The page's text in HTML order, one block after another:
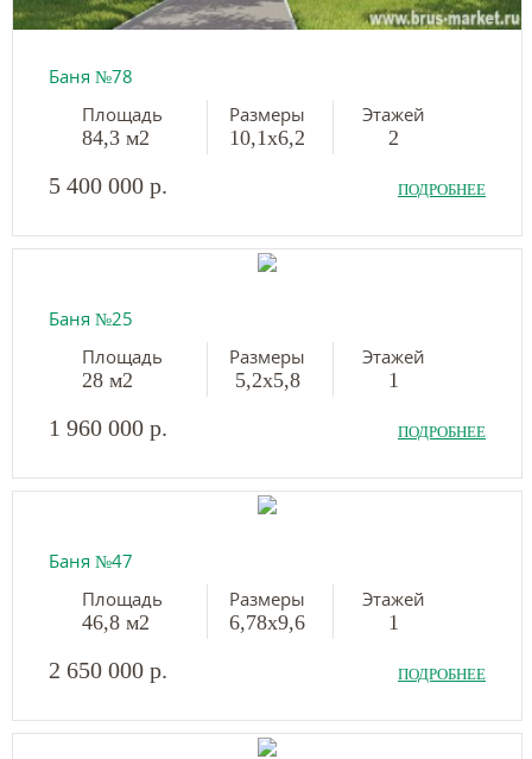
Баня №78
Площадь
84,3 м2
Размеры
10,1х6,2
Этажей
2
5 400 000 р. ПОДРОБНЕЕ
Баня №25
Площадь
28 м2
Размеры
5,2х5,8
Этажей
1
1 960 000 р. ПОДРОБНЕЕ
Баня №47
Площадь
46,8 м2
Размеры
6,78х9,6
Этажей
1
2 650 000 р. ПОДРОБНЕЕ